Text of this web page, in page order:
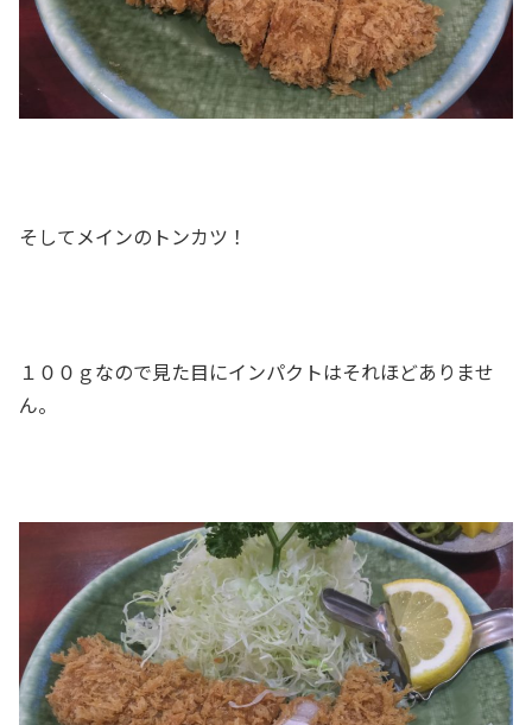
そしてメインのトンカツ！
１００ｇなので見た目にインパクトはそれほどありませ
ん。